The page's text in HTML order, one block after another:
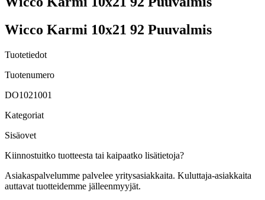
Wicco Karmi 10x21 92 Puuvalmis
Tuotetiedot
Tuotenumero
DO1021001
Kategoriat
Sisäovet
Kiinnostuitko tuotteesta tai kaipaatko lisätietoja?
Asiakaspalvelumme palvelee yritysasiakkaita. Kuluttaja-asiakkaita
auttavat tuotteidemme jälleenmyyjät.